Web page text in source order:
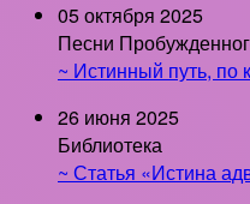
05 октября 2025
Песни
~ Истинный путь, по
26 июня 2025
Библиотека
~ Статья «Истина